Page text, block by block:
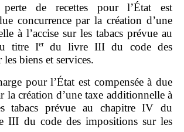
de recettes pour l’État est
concurrence par la création d’une
à l’accise sur les tabacs prévue au
titre Ier
du livre III du code des
biens et services.
pour l’État est compensée à due
la création d’une taxe additionnelle à
tabacs prévue au chapitre IV du
III du code des impositions sur les